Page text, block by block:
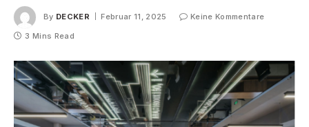
By DECKER Februar 11, 2025
Keine Kommentare
3 Mins Read